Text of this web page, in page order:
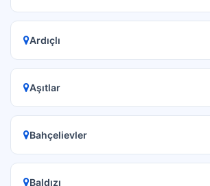
Ardıçlı
Aşıtlar
Bahçelievler
Baldızı